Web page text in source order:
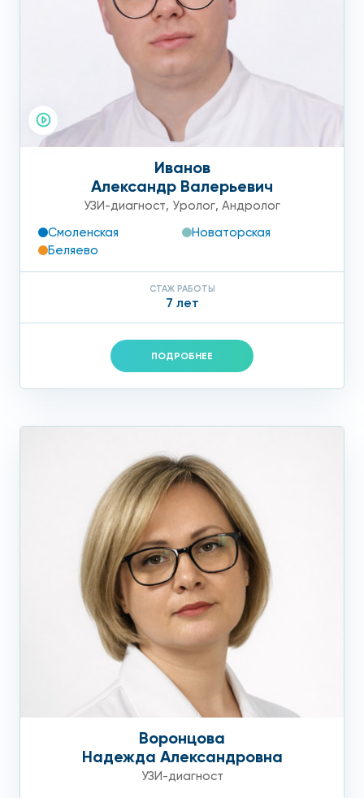
Иванов
Александр Валерьевич
УЗИ-диагност, Уролог, Андролог
Смоленская
Новаторская
Беляево
СТАЖ РАБОТЫ
7 лет
ПОДРОБНЕЕ
Воронцова
Надежда Александровна
УЗИ-диагност